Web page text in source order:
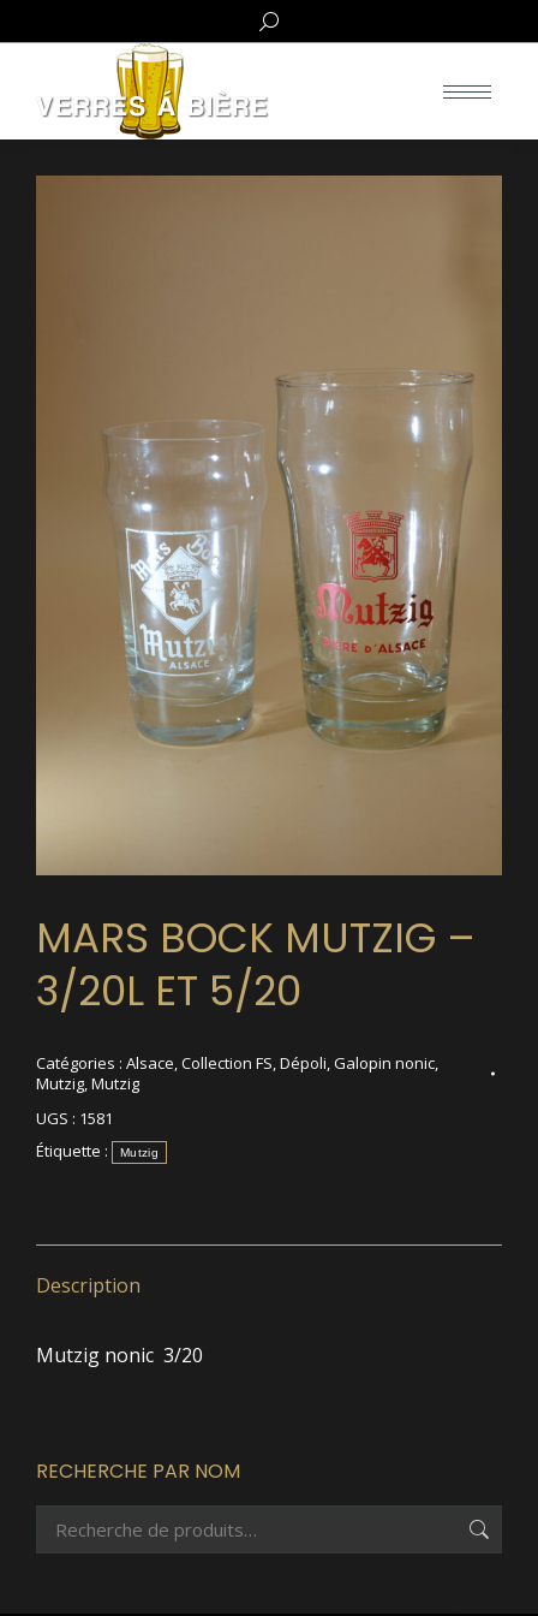
Search:
MARS BOCK MUTZIG –
3/20L ET 5/20
Catégories : Alsace,Collection FS,Dépoli,Galopin nonic,
Mutzig,Mutzig
UGS : 1581
Étiquette :
Mutzig
Description
Mutzig nonic 3/20
RECHERCHE PAR NOM